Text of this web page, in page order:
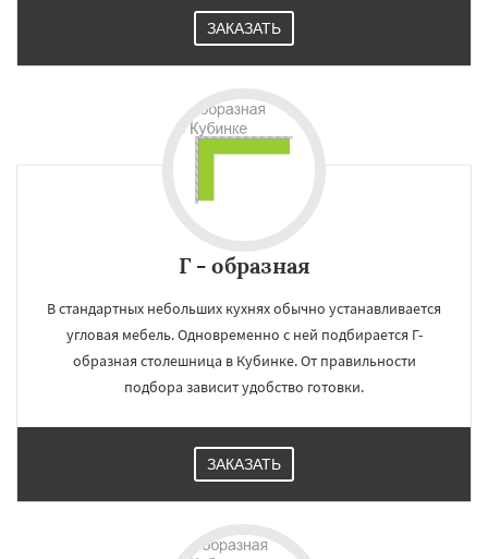
ЗАКАЗАТЬ
Г - образная
В стандартных небольших кухнях обычно устанавливается
угловая мебель. Одновременно с ней подбирается Г-
образная столешница в Кубинке. От правильности
подбора зависит удобство готовки.
ЗАКАЗАТЬ